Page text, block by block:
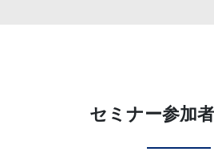
セミナー参加